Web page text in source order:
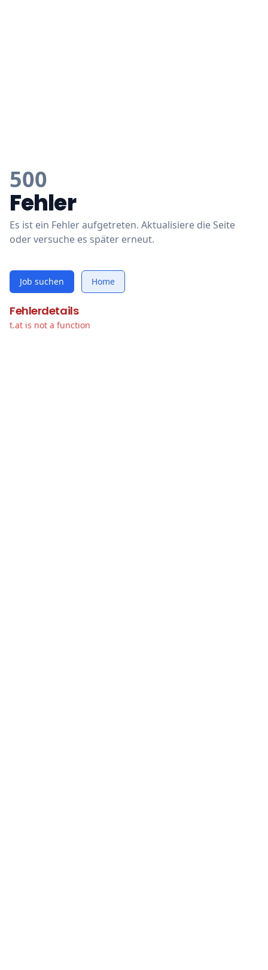
500
Fehler
Es ist ein Fehler aufgetreten. Aktualisiere die Seite
oder versuche es später erneut.
Job suchen Home
Fehlerdetails
t.at is not a function